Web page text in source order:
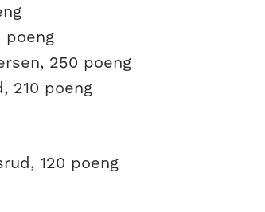
poeng
250 poeng
210 poeng
120 poeng